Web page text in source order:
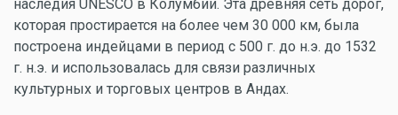
наследия UNESCO в Колумбии. Эта древняя сеть дорог,
которая простирается на более чем 30 000 км, была
построена индейцами в период с 500 г. до н.э. до 1532
г. н.э. и использовалась для связи различных
культурных и торговых центров в Андах.